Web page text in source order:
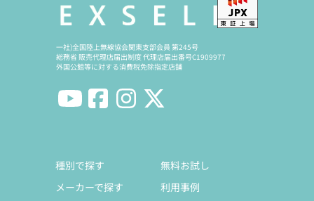
一社)全国陸上無線協会関東支部会員 第245号
総務省 販売代理店届出制度 代理店届出番号C1909977
外国公館等に対する消費税免除指定店舗
種別で探す
メーカーで探す
無料お試し
利用事例